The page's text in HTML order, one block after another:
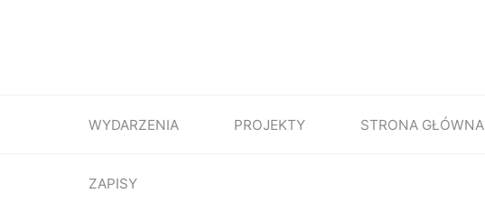
WYDARZENIA PROJEKTY STRONA GŁÓWNA
ZAPISY